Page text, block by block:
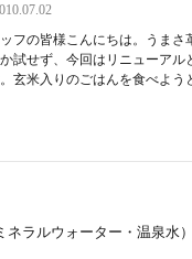
フの皆様こんにちは。うまさ
試せず、今回はリニューアル
玄米入りのごはんを食べよ
ネラルウォーター・温泉水）